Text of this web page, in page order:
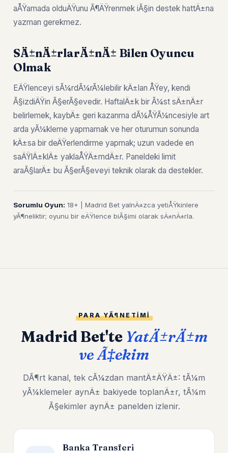
aÅŸamada olduÄŸunu Ã¶ÄŸrenmek iÃ§in destek hattÄ±na
yazman gerekmez.
SÄ±nÄ±rlarÄ±nÄ± Bilen Oyuncu
Olmak
EÄŸlenceyi sÃ¼rdÃ¼rÃ¼lebilir kÄ±lan ÅŸey, kendi
Ã§izdiÄŸin Ã§erÃ§evedir. HaftalÄ±k bir Ã¼st sÄ±nÄ±r
belirlemek, kaybÄ± geri kazanma dÃ¼ÅŸÃ¼ncesiyle art
arda yÃ¼kleme yapmamak ve her oturumun sonunda
kÄ±sa bir deÄŸerlendirme yapmak; uzun vadede en
saÄŸlÄ±klÄ± yaklaÅŸÄ±mdÄ±r. Paneldeki limit
araÃ§larÄ± bu Ã§erÃ§eveyi teknik olarak da destekler.
Sorumlu Oyun: 18+ | Madrid Bet yalnÄ±zca yetiÅŸkinlere
yÃ¶neliktir; oyunu bir eÄŸlence biÃ§imi olarak sÄ±nÄ±rla.
PARA YÃ¶NETIMI
Madrid Bet'te YatÄ±rÄ±m
ve Ã‡ekim
DÃ¶rt kanal, tek cÃ¼zdan mantÄ±ÄŸÄ±: tÃ¼m
yÃ¼klemeler aynÄ± bakiyede toplanÄ±r, tÃ¼m
Ã§ekimler aynÄ± panelden izlenir.
Banka Transferi